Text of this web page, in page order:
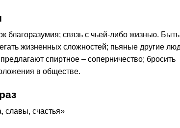
благоразумия; связь с чьей-либо жизнью. Быть
жизненных сложностей; пьяные другие
спиртное – соперничество; бросить
в обществе.
счастья»